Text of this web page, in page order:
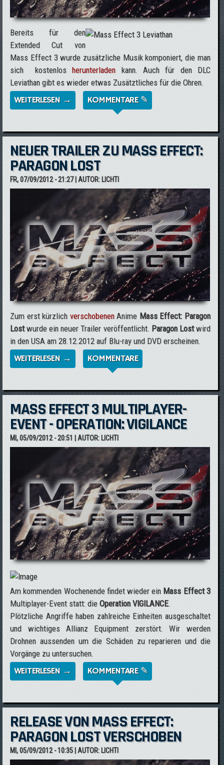
Bereits für den
Extended Cut von
Mass Effect 3 wurde zusätzliche Musik komponiert, die man
sich kostenlosherunterladenkann. Auch für den DLC
Leviathan gibt es wieder etwas Zusätztliches für die Ohren.
WEITERLESEN → ÜBER ZUSÄTZLICHER SONG AUS MASS
EFFECT 3 - LEVIATHAN ALS DOWNLOAD
KOMMENTARE ✎
NEUER TRAILER ZU MASS EFFECT:
PARAGON LOST
FR, 07/09/2012 - 21:27| AUTOR:LICHTI
Zum erst kürzlich verschobenenAnime Mass Effect: Paragon
Lostwurde ein neuer Trailer veröffentlicht. Paragon Lostwird
in den USA am 28.12.2012 auf Blu-ray und DVD erscheinen.
WEITERLESEN → ÜBER NEUER TRAILER ZU MASS EFFECT:
PARAGON LOST
KOMMENTARE
MASS EFFECT 3 MULTIPLAYER-
EVENT - OPERATION: VIGILANCE
MI, 05/09/2012 - 20:51| AUTOR:LICHTI
Am kommenden Wochenende findet wieder einMass Effect 3
Multiplayer-Event statt: dieOperation VIGILANCE.
Plötzliche Angriffe haben zahlreiche Einheiten ausgeschaltet
und wichtiges Allianz Equipment zerstört. Wir werden
Drohnen aussenden um die Schäden zu reparieren und die
Vorgänge zu untersuchen.
WEITERLESEN → ÜBER MASS EFFECT 3 MULTIPLAYER-EVENT
- OPERATION: VIGILANCE
KOMMENTARE ✎
RELEASE VON MASS EFFECT:
PARAGON LOST VERSCHOBEN
MI, 05/09/2012 - 10:35| AUTOR:LICHTI